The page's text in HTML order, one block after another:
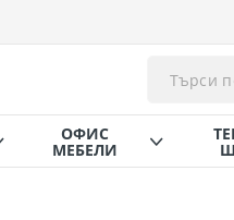
ОФИС
МЕБЕЛИ